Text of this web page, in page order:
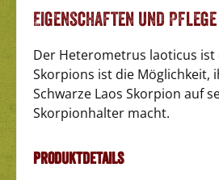
Eigenschaften und
Der Heterometrus laoticus
Skorpions ist die Möglichkeit,
Schwarze Laos Skorpion auf
Skorpionhalter macht.
Produktdetails